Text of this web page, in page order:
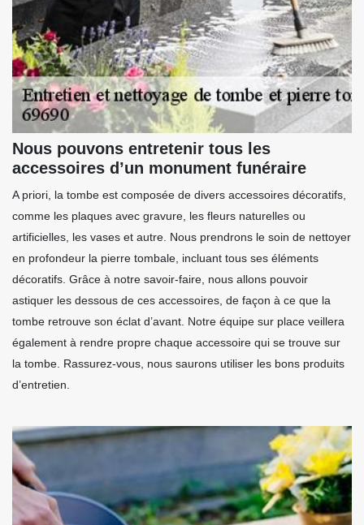
Nous pouvons entretenir tous les
accessoires d’un monument funéraire
A priori, la tombe est composée de divers accessoires décoratifs,
comme les plaques avec gravure, les fleurs naturelles ou
artificielles, les vases et autre. Nous prendrons le soin de nettoyer
en profondeur la pierre tombale, incluant tous ses éléments
décoratifs. Grâce à notre savoir-faire, nous allons pouvoir
astiquer les dessous de ces accessoires, de façon à ce que la
tombe retrouve son éclat d’avant. Notre équipe sur place veillera
également à rendre propre chaque accessoire qui se trouve sur
la tombe. Rassurez-vous, nous saurons utiliser les bons produits
d’entretien.